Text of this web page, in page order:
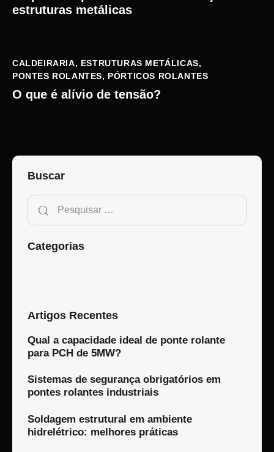
estruturas metálicas
CALDEIRARIA, ESTRUTURAS METÁLICAS,
PONTES ROLANTES, PÓRTICOS ROLANTES
O que é alívio de tensão?
Buscar
Categorias
Artigos Recentes
Qual a capacidade ideal de ponte rolante
para PCH de 5MW?
Sistemas de segurança obrigatórios em
pontes rolantes industriais
Soldagem estrutural em ambiente
hidrelétrico: melhores práticas